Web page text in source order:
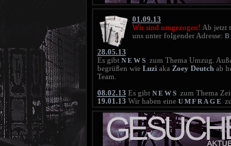
01.09.13
Wir sind umgezogen! Ab jetzt
uns unter folgender Adresse:
28.05.13
Es gibt NEWS zum Thema Umzug.
begrüßen wie Luziaka Zoey Deutchab
Team.
08.02.13 Es gibt NEWS zum Thema
19.01.13 Wir haben eine UMFRAGE
18.01.13Die neueBLACKLISTist
21.11.12Die neueBLACKLISTist
25.10.12Die Blacklist wurde gelöscht!
20.10.12Die neueBLACKLISTist